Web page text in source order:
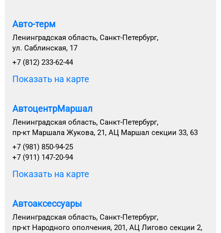
Авто-терм
Ленинградская область, Санкт-Петербург,
ул. Саблинская, 17
+7 (812) 233-62-44
Показать на карте
АвтоцентрМаршал
Ленинградская область, Санкт-Петербург,
пр-кт Маршала Жукова, 21, АЦ Маршал секции 33, 63
+7 (981) 850-94-25
+7 (911) 147-20-94
Показать на карте
Автоаксессуары
Ленинградская область, Санкт-Петербург,
пр-кт Народного ополчения, 201, АЦ Лигово секции 2,